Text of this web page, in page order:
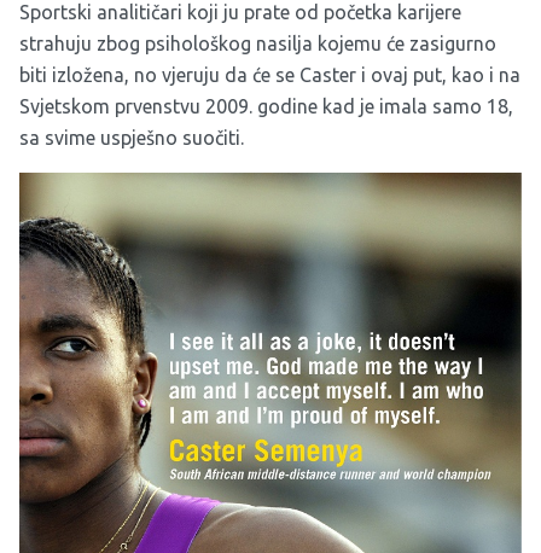
Sportski analitičari koji ju prate od početka karijere
strahuju zbog psihološkog nasilja kojemu će zasigurno
biti izložena, no vjeruju da će se Caster i ovaj put, kao i na
Svjetskom prvenstvu 2009. godine kad je imala samo 18,
sa svime uspješno suočiti.